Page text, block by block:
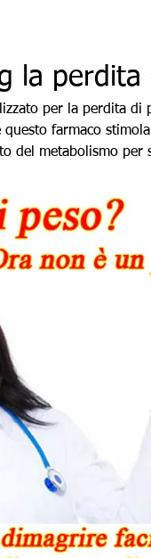
la perdita
per la perdita di
questo farmaco
del metabolismo per